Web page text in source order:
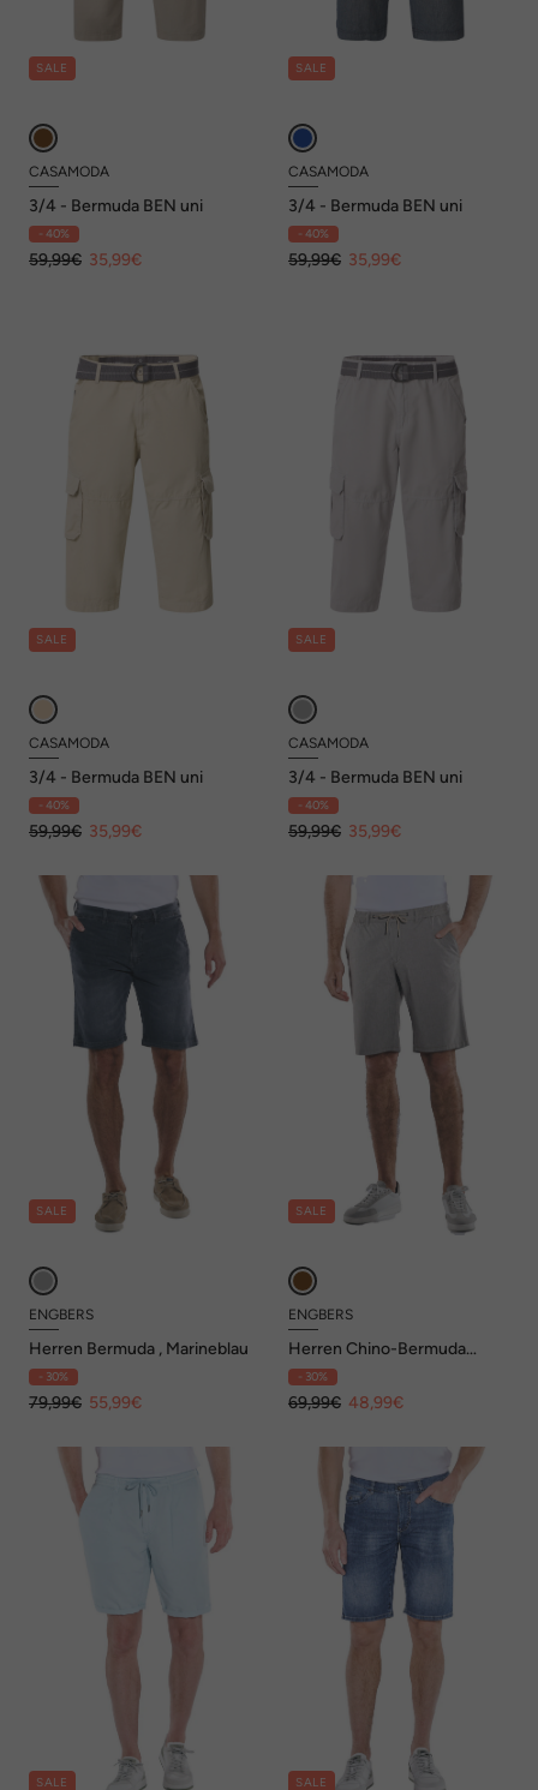
SALE
CASAMODA
3/4 - Bermuda BEN uni
- 40%
59,99€ 35,99€
SALE
CASAMODA
3/4 - Bermuda BEN uni
- 40%
59,99€ 35,99€
SALE
CASAMODA
3/4 - Bermuda BEN uni
- 40%
59,99€ 35,99€
SALE
CASAMODA
3/4 - Bermuda BEN uni
- 40%
59,99€ 35,99€
SALE
ENGBERS
Herren Bermuda , Marineblau
- 30%
79,99€ 55,99€
SALE
ENGBERS
Herren Chino-Bermuda
regular , Braunbeige
- 30%
69,99€ 48,99€
SALE SALE